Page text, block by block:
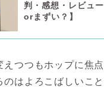
判・感想・レビュ
orまずい？】
えつつもホップに焦
はよろこばしいこと